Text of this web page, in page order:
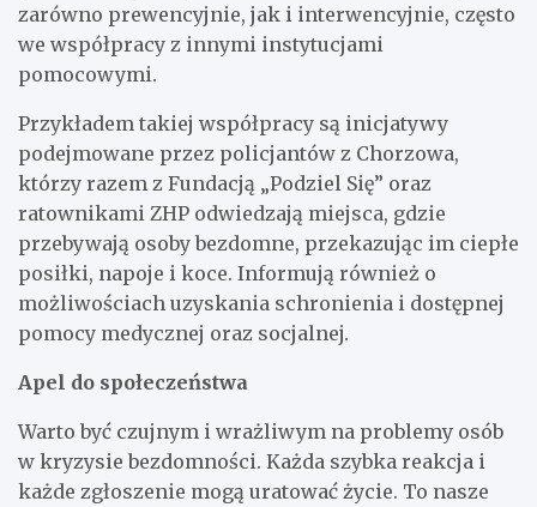
zarówno prewencyjnie, jak i interwencyjnie, często
we współpracy z innymi instytucjami
pomocowymi.
Przykładem takiej współpracy są inicjatywy
podejmowane przez policjantów z Chorzowa,
którzy razem z Fundacją „Podziel Się” oraz
ratownikami ZHP odwiedzają miejsca, gdzie
przebywają osoby bezdomne, przekazując im ciepłe
posiłki, napoje i koce. Informują również o
możliwościach uzyskania schronienia i dostępnej
pomocy medycznej oraz socjalnej.
Apel do społeczeństwa
Warto być czujnym i wrażliwym na problemy osób
w kryzysie bezdomności. Każda szybka reakcja i
każde zgłoszenie mogą uratować życie. To nasze